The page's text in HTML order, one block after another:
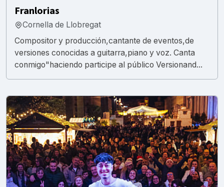
Franlorias
Cornella de Llobregat
Compositor y producción,cantante de eventos,de
versiones conocidas a guitarra,piano y voz. Canta
conmigo"haciendo participe al público Versionand...